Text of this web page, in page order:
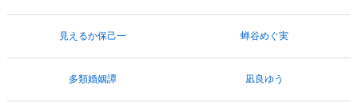
見えるか保己一 蝉谷めぐ実
多類婚姻譚 凪良ゆう